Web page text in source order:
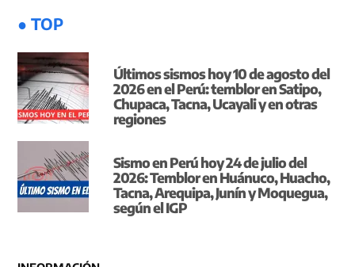
● TOP
Últimos sismos hoy 10 de agosto del
2026 en el Perú: temblor en Satipo,
Chupaca, Tacna, Ucayali y en otras
regiones
Sismo en Perú hoy 24 de julio del
2026: Temblor en Huánuco, Huacho,
Tacna, Arequipa, Junín y Moquegua,
según el IGP